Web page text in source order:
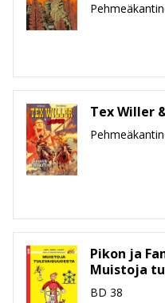
Tex Willer
Pikon ja
Muistoja
BD 38